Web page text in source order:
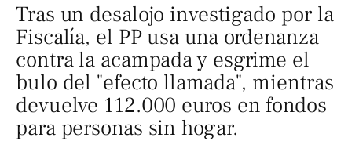
Tras un desalojo investigado por la
Fiscalía, el PP usa una ordenanza
contra la acampada y esgrime el
bulo del "efecto llamada", mientras
devuelve 112.000 euros en fondos
para personas sin hogar.